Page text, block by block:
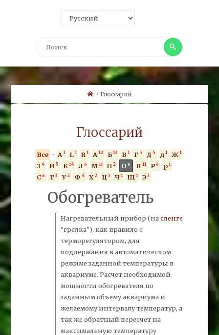
Поиск
HomeГлоссарий
Глоссарий
Все - A 1 L 1 R 1 А 12 Б 13 В 1 Г 5 Д 5 д 1 Ж 1
З 4 И 5 К 14 Л 6 М 11 Н 2 О 6 П 11 Р 6 р 1
С 6 Т 3 У 2 Ф 4 Х 2 Ц 3 Ч 1 Щ 1 Э 3
Обогреватель
Нагревательный прибор (насленге
"грелка"), как правило с
терморегулятором, для
поддержания в автоматическом
режиме заданной температуры в
аквариуме. Расчет необходимой
мощности обогревателя по
заданным объему аквариума и
желаемому интервалу температур, а
так же обратный пересчет на
максимальную температуру